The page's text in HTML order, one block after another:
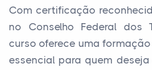
Com certificação
no Conselho Federal dos
curso oferece uma
essencial para quem